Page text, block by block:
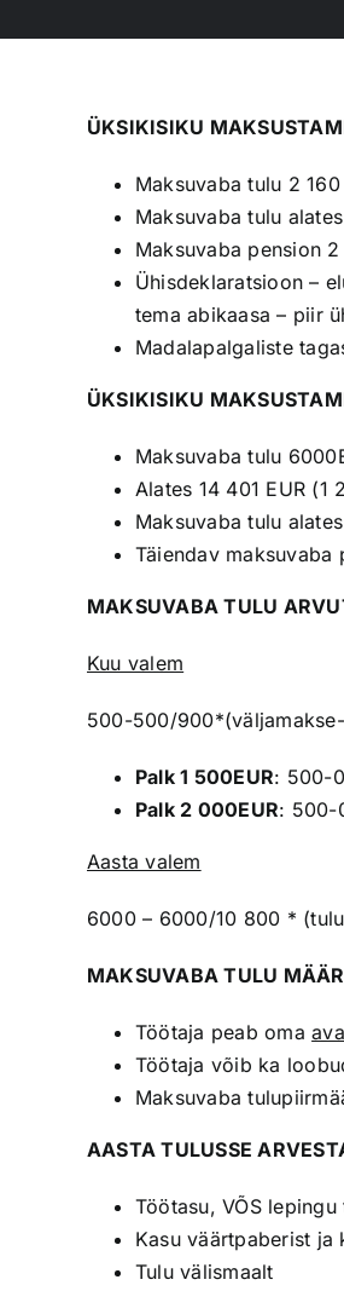
ÜKSIKISIKU
Maksuvaba tulu 2 160
Maksuvaba tulu
Maksuvaba pension
Ühisdeklaratsioon –
tema abikaasa – piir
Madalapalgaliste
ÜKSIKISIKU
Maksuvaba tulu
Alates 14 401 EUR
Maksuvaba tulu
Täiendav maksuvaba
MAKSUVABA TULU
Kuu valem
500-500/
Palk 1 500EUR: 500-
Palk 2 000EUR: 500-
Aasta valem
6000 – 6000/10 800 *
MAKSUVABA TULU
Töötaja peab oma
Töötaja võib ka
Maksuvaba
AASTA TULUSSE
Töötasu, VÕS
Kasu väärtpaberist ja
Tulu välismaalt